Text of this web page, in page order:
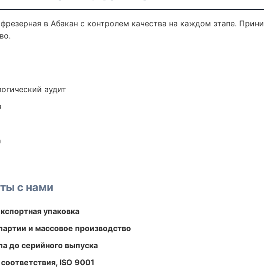
в Абакан с контролем качества на каждом этапе.
аудит
с нами
упаковка
и массовое производство
до серийного выпуска
ISO 9001